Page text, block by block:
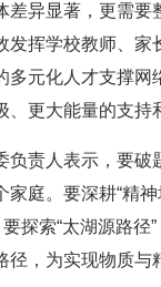
差异显著，更需
发挥学校教师、
多元化人才支撑
、更大能量的支持
负责人表示，要破
家庭。要深耕“精
要探索“太湖源路
，为实现物质与